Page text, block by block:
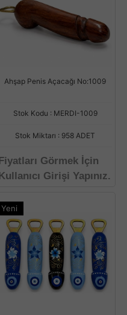
Ahşap Penis Açacağı No:1009
Stok Kodu : MERDI-1009
Stok Miktarı : 958 ADET
Fiyatları Görmek İçin
Kullanıcı Girişi Yapınız.
Yeni